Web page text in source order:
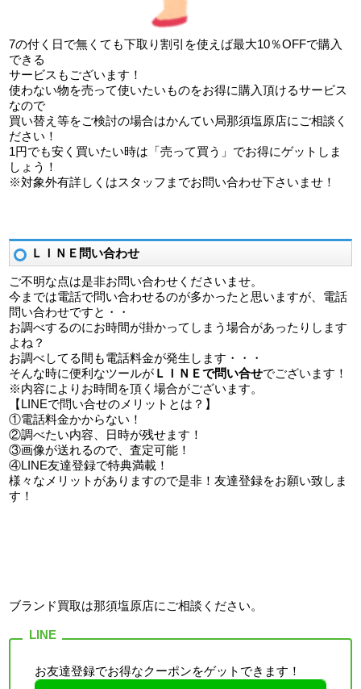
7の付く日で無くても下取り割引を使えば最大10％OFFで購入
できる
サービスもございます！
使わない物を売って使いたいものをお得に購入頂けるサービス
なので
買い替え等をご検討の場合はかんてい局那須塩原店にご相談く
ださい！
1円でも安く買いたい時は「売って買う」でお得にゲットしま
しょう！
※対象外有詳しくはスタッフまでお問い合わせ下さいませ！
ＬＩＮＥ問い合わせ
ご不明な点は是非お問い合わせくださいませ。
今までは電話で問い合わせるのが多かったと思いますが、電話
問い合わせですと・・
お調べするのにお時間が掛かってしまう場合があったりします
よね？
お調べしてる間も電話料金が発生します・・・
そんな時に便利なツールが ＬＩＮＥで問い合せでございます！
※内容によりお時間を頂く場合がございます。
【LINEで問い合せのメリットとは？】
①電話料金かからない！
②調べたい内容、日時が残せます！
③画像が送れるので、査定可能！
④LINE友達登録で特典満載！
様々なメリットがありますので是非！友達登録をお願い致しま
す！
ブランド買取は那須塩原店にご相談ください。
お友達登録でお得なクーポンをゲットできます！